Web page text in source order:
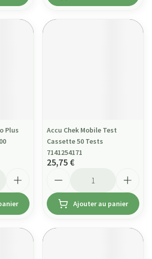
Plus
Accu Chek Mobile Test
Cassette 50 Tests
7141254171
25,75 €
Ajouter au panier